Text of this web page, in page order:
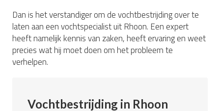
Dan is het verstandiger om de vochtbestrijding over te
laten aan een vochtspecialist uit Rhoon. Een expert
heeft namelijk kennis van zaken, heeft ervaring en weet
precies wat hij moet doen om het probleem te
verhelpen.
Vochtbestrijding in Rhoon